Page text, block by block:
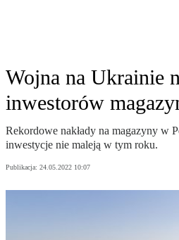
Wojna na Ukrainie
inwestorów
Rekordowe nakłady na magazyny w
inwestycje nie maleją w tym roku.
Publikacja: 24.05.2022 10:07